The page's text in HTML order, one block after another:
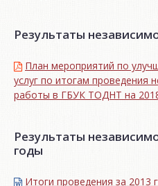
Результаты
План мероприятий по
услуг по итогам проведения
работы в ГБУК ТОДНТ на
Результаты
годы
Итоги проведения за 2013